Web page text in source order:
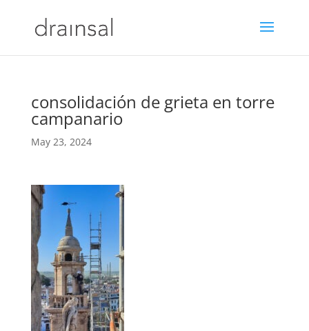
consolidación de grieta en torre
campanario
May 23, 2024